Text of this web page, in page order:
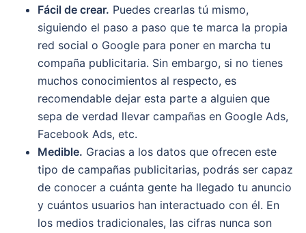
Fácil de crear. Puedes crearlas tú mismo,
siguiendo el paso a paso que te marca la propia
red social o Google para poner en marcha tu
compaña publicitaria. Sin embargo, si no tienes
muchos conocimientos al respecto, es
recomendable dejar esta parte a alguien que
sepa de verdad llevar campañas en Google Ads,
Facebook Ads, etc.
Medible. Gracias a los datos que ofrecen este
tipo de campañas publicitarias, podrás ser capaz
de conocer a cuánta gente ha llegado tu anuncio
y cuántos usuarios han interactuado con él. En
los medios tradicionales, las cifras nunca son